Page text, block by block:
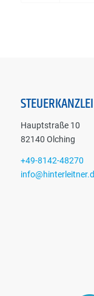
Hauptstraße 10
82140 Olching
+49-8142-48270